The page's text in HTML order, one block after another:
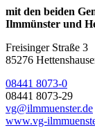
mit den beiden
Ilmmünster und
Freisinger Straße 3
85276
08441 8073-0
08441 8073-29
vg@ilmmuenster.de
www.vg-